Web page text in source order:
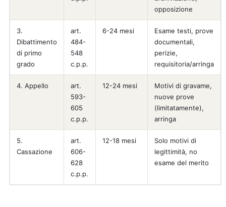
opposizione
3.
Dibattimento
di primo
grado
art.
484-
548
c.p.p.
6-24 mesi
Esame testi, prove
documentali,
perizie,
requisitoria/arringa
4. Appello
art.
593-
605
c.p.p.
12-24 mesi
Motivi di gravame,
nuove prove
(limitatamente),
arringa
5.
Cassazione
art.
606-
628
c.p.p.
12-18 mesi
Solo motivi di
legittimità, no
esame del merito